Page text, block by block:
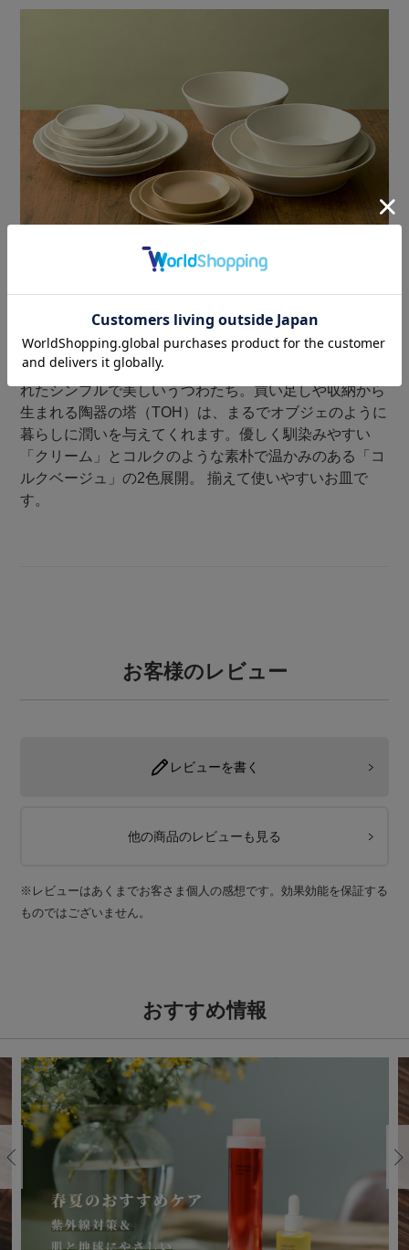
まるでオブジェのように生活に馴染む
再生食器の「TOH」シリーズ。
どの様に重ねても、気持ちよく収納できるように設計さ
れたシンプルで美しいうつわたち。買い足しや収納から
生まれる陶器の塔（TOH）は、まるでオブジェのように
暮らしに潤いを与えてくれます。優しく馴染みやすい
「クリーム」とコルクのような素朴で温かみのある「コ
ルクベージュ」の2色展開。 揃えて使いやすいお皿で
す。
お客様のレビュー
レビューを書く
他の商品のレビューも見る
※レビューはあくまでお客さま個人の感想です。効果効能を保証する
ものではございません。
おすすめ情報
Previous